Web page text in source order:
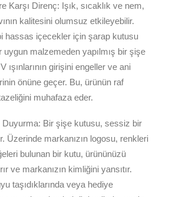
Karşı Direnç: Işık, sıcaklık ve nem,
kalitesini olumsuz etkileyebilir.
hassas içecekler için şarap kutusu
uygun malzemeden yapılmış bir şişe
ışınlarının girişini engeller ve ani
önüne geçer. Bu, ürünün raf
muhafaza eder.
Duyurma: Bir şişe kutusu, sessiz bir
Üzerinde markanızın logosu, renkleri
bulunan bir kutu, ürününüzü
ve markanızın kimliğini yansıtır.
taşıdıklarında veya hediye